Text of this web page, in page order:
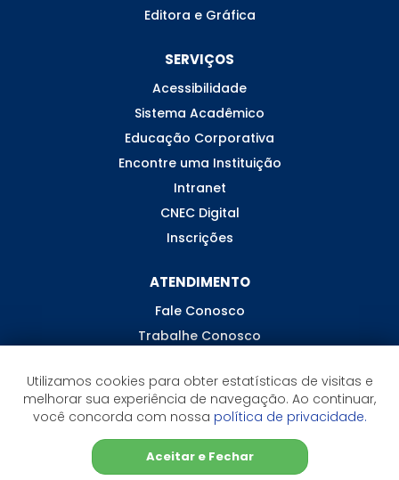
Editora e Gráfica
SERVIÇOS
Acessibilidade
Sistema Acadêmico
Educação Corporativa
Encontre uma Instituição
Intranet
CNEC Digital
Inscrições
ATENDIMENTO
Fale Conosco
Trabalhe Conosco
©2026 CNEC - Todos os direitos reservados
Sistema de Ensino CNEC
Utilizamos cookies para obter estatísticas de visitas e
melhorar sua experiência de navegação. Ao continuar,
você concorda com nossa política de privacidade.
Aceitar e Fechar